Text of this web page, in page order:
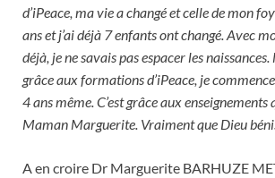
d’iPeace, ma vie a changé et celle de mon
ans et j’ai déjà 7 enfants ont changé. Avec
déjà, je ne savais pas espacer les
grâce aux formations d’iPeace, je
4 ans même. C’est grâce aux enseignements
Maman Marguerite. Vraiment que Dieu
A en croire Dr Marguerite BARHUZE